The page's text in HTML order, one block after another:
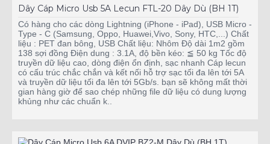
Dây Cáp Micro Usb 5A Lecun FTL-20 Dây Dù (BH 1T)
Có hàng cho các dòng Lightning (iPhone - iPad), USB Micro -
Type - C (Samsung, Oppo, Huawei,Vivo, Sony, HTC,...) Chất
liệu : PET đan bông, USB Chất liệu: Nhôm Độ dài 1m2 gồm
138 sợi đồng Điện dung : 3.1A, độ bền kéo: ≦ 50 kg Tốc độ
truyền dữ liệu cao, dòng điện ổn định, sạc nhanh Cáp lecun
có cấu trúc chắc chắn và kết nối hỗ trợ sạc tối đa lên tới 5A
và truyền dữ liệu tối đa lên tới 5Gb/s. bạn sẽ không mất thời
gian hàng giờ để sao chép những file dữ liệu có dung lượng
khủng như các chuẩn k..